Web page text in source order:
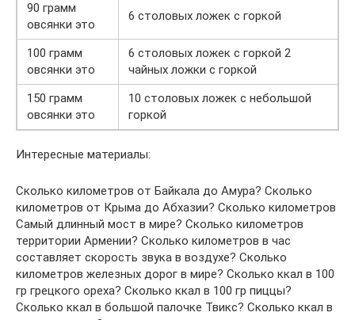
90 грамм
овсянки это
6 столовых ложек с горкой
100 грамм
овсянки это
6 столовых ложек с горкой 2
чайных ложки с горкой
150 грамм
овсянки это
10 столовых ложек с небольшой
горкой
Интересные материалы:
Сколько километров от Байкала до Амура? Сколько
километров от Крыма до Абхазии? Сколько километров
Самый длинный мост в мире? Сколько километров
территории Армении? Сколько километров в час
составляет скорость звука в воздухе? Сколько
километров железных дорог в мире? Сколько ккал в 100
гр грецкого ореха? Сколько ккал в 100 гр пиццы?
Сколько ккал в большой палочке Твикс? Сколько ккал в